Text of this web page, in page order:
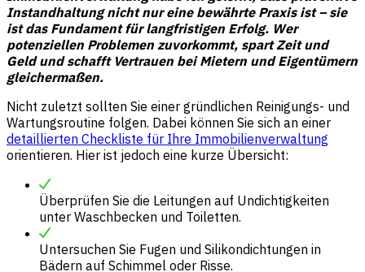
Instandhaltung nicht nur eine bewährte Praxis ist – sie
ist das Fundament für langfristigen Erfolg. Wer
potenziellen Problemen zuvorkommt, spart Zeit und
Geld und schafft Vertrauen bei Mietern und Eigentümern
gleichermaßen.
Nicht zuletzt sollten Sie einer gründlichen Reinigungs- und
Wartungsroutine folgen. Dabei können Sie sich an einer
detaillierten Checkliste für Ihre Immobilienverwaltung
orientieren. Hier ist jedoch eine kurze Übersicht:
Überprüfen Sie die Leitungen auf Undichtigkeiten
unter Waschbecken und Toiletten.
Untersuchen Sie Fugen und Silikondichtungen in
Bädern auf Schimmel oder Risse.